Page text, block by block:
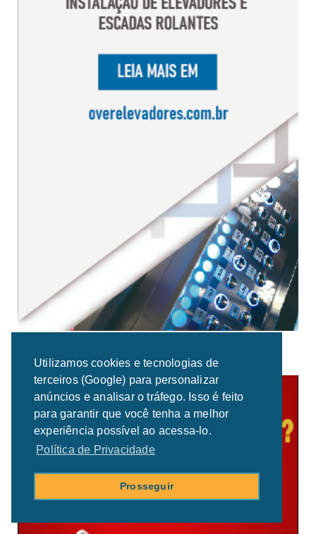
Utilizamos cookies e tecnologias de
terceiros (Google) para personalizar
anúncios e analisar o tráfego. Isso é feito
para garantir que você tenha a melhor
experiência possível ao acessa-lo.
Política de Privacidade
Prosseguir